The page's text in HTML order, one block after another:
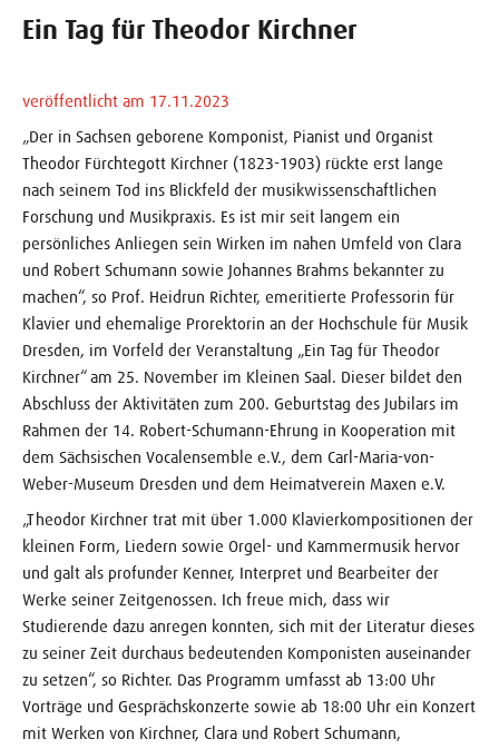
Ein Tag für Theodor Kirchner
veröffentlicht am 17.11.2023
„Der in Sachsen geborene Komponist, Pianist und Organist
Theodor Fürchtegott Kirchner (1823-1903) rückte erst lange
nach seinem Tod ins Blickfeld der musikwissenschaftlichen
Forschung und Musikpraxis. Es ist mir seit langem ein
persönliches Anliegen sein Wirken im nahen Umfeld von Clara
und Robert Schumann sowie Johannes Brahms bekannter zu
machen“, so Prof. Heidrun Richter, emeritierte Professorin für
Klavier und ehemalige Prorektorin an der Hochschule für Musik
Dresden, im Vorfeld der Veranstaltung „Ein Tag für Theodor
Kirchner“ am 25. November im Kleinen Saal. Dieser bildet den
Abschluss der Aktivitäten zum 200. Geburtstag des Jubilars im
Rahmen der 14. Robert-Schumann-Ehrung in Kooperation mit
dem Sächsischen Vocalensemble e.V., dem Carl-Maria-von-
Weber-Museum Dresden und dem Heimatverein Maxen e.V.
„Theodor Kirchner trat mit über 1.000 Klavierkompositionen der
kleinen Form, Liedern sowie Orgel- und Kammermusik hervor
und galt als profunder Kenner, Interpret und Bearbeiter der
Werke seiner Zeitgenossen. Ich freue mich, dass wir
Studierende dazu anregen konnten, sich mit der Literatur dieses
zu seiner Zeit durchaus bedeutenden Komponisten auseinander
zu setzen“, so Richter. Das Programm umfasst ab 13:00 Uhr
Vorträge und Gesprächskonzerte sowie ab 18:00 Uhr ein Konzert
mit Werken von Kirchner, Clara und Robert Schumann,